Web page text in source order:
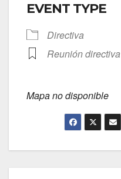
EVENT TYPE
Directiva
Reunión directiva
Mapa no disponible